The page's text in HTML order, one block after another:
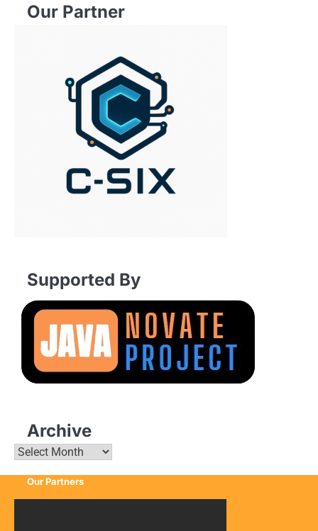
Our Partner
Supported By
Archive
Archive
Our Partners